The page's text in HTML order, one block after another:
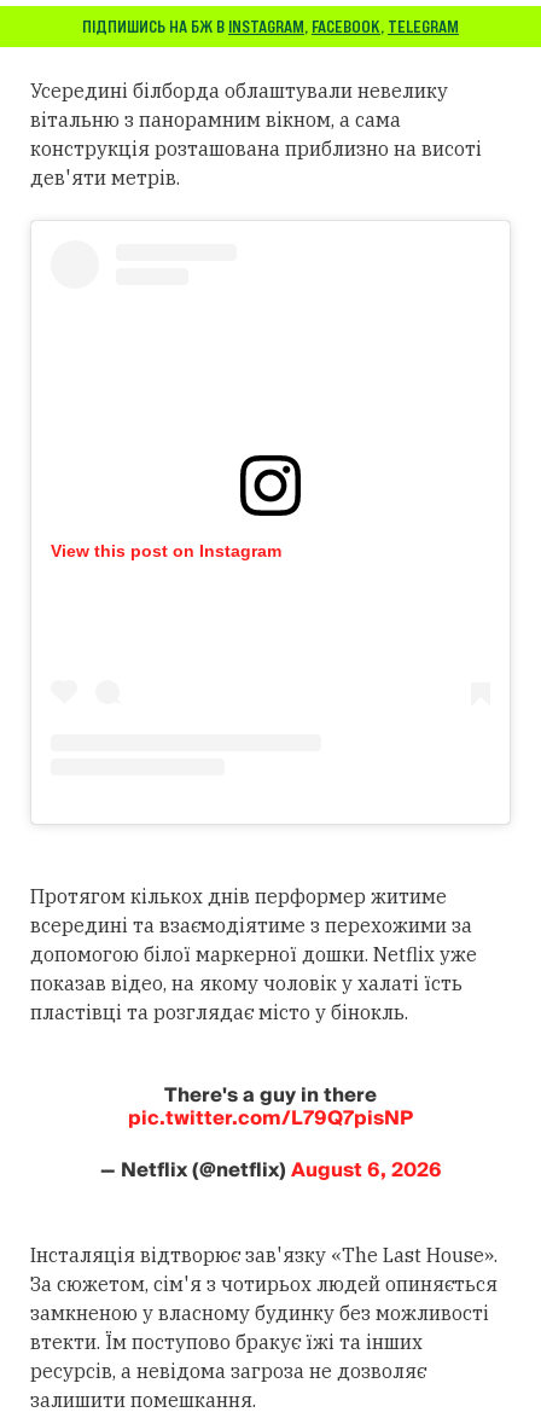
ПІДПИШИСЬ НА БЖ В INSTAGRAM, FACEBOOK, TELEGRAM
Усередині білборда облаштували невелику
вітальню з панорамним вікном, а сама
конструкція розташована приблизно на висоті
дев'яти метрів.
View this post on Instagram
Протягом кількох днів перформер житиме
всередині та взаємодіятиме з перехожими за
допомогою білої маркерної дошки. Netflix уже
показав відео, на якому чоловік у халаті їсть
пластівці та розглядає місто у бінокль.
There's a guy in there
pic.twitter.com/L79Q7pisNP
— Netflix (@netflix)August 6, 2026
Інсталяція відтворює зав'язку «The Last House».
За сюжетом, сім'я з чотирьох людей опиняється
замкненою у власному будинку без можливості
втекти. Їм поступово бракує їжі та інших
ресурсів, а невідома загроза не дозволяє
залишити помешкання.